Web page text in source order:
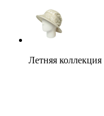
Летняя коллекция